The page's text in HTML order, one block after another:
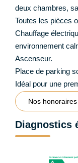
deux chambres,
Toutes les pièces
Chauffage
environnement
Ascenseur.
Place de parking
Idéal pour une
Nos honoraires
Diagnostics